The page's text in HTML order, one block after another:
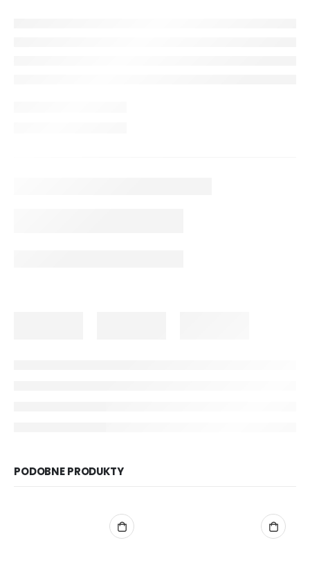
PODOBNE PRODUKTY